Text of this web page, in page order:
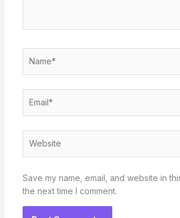
Save my name, email, and website in
the next time I comment.